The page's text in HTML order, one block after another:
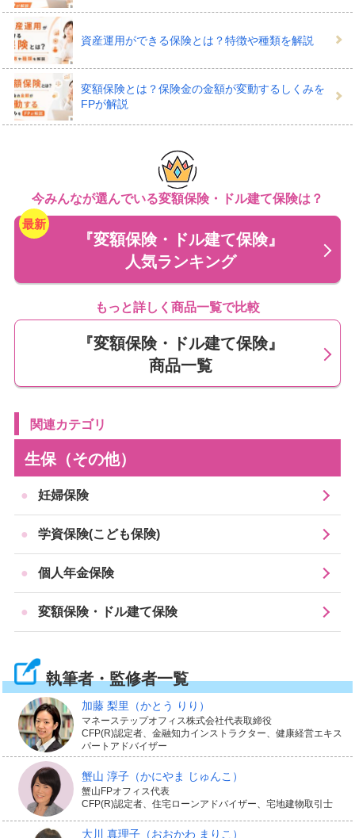
用」を兼ね備えた保険商品です。
変額保険は、保険料の一部を株式や債券で運用し、その
成果に応じて満期保険金や解約返戻金の額が変動しま
す。死亡保険金には基本保険金額の最低保証があるた
め、運用がうまくいかなくても一定の保障は確保される
一方、ドル建て保険は米ドルなどの外貨で保険料を運用
する商品で、円建て保険よりも高い予定利率（保険会社
が契約者に約束する利回りのこと）が適用される傾向に
どちらの保険も、活用方法によってはさまざまな備えに
つなげられます。
教育資金準備
相続対策
インフレ対策
自身の目的やライフプランに合った活用方法を知ること
で、将来への備えの選択肢が広がるでしょう。
老後資金の準備に
方が増えています。
金融経済教育推進機構が公表した「家計の金融行動に関
する世論調査（2025年・二人以上世帯）」によると、世
帯主の年齢が60歳未満の世帯では老後の生活について
83.7％が「心配だ」と回答しています。理由としては
「十分な金融資産がないから」や「年金や保険が十分で
はないから」が上位を占めており、多くの方が不安を抱
資産運用ができる保険とは？特徴や種類を解説
変額保険とは？保険金の金額が変動するしくみを
FPが解説
今みんなが選んでいる変額保険・ドル建て保険は？
『変額保険・ドル建て保険』
人気ランキング
もっと詳しく商品一覧で比較
『変額保険・ドル建て保険』
商品一覧
関連カテゴリ
生保（その他）
妊婦保険
学資保険(こども保険)
個人年金保険
変額保険・ドル建て保険
執筆者・監修者一覧
加藤 梨里 （かとう りり）
マネーステップオフィス株式会社代表取締役
CFP(R)認定者、金融知力インストラクター、健康経営エキス
パートアドバイザー
蟹山 淳子 （かにやま じゅんこ）
蟹山FPオフィス代表
CFP(R)認定者、住宅ローンアドバイザー、宅地建物取引士
大川 真理子 （おおかわ まりこ）